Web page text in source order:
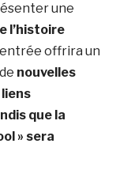
une
l’histoire
offrira un
nouvelles
que la
» sera